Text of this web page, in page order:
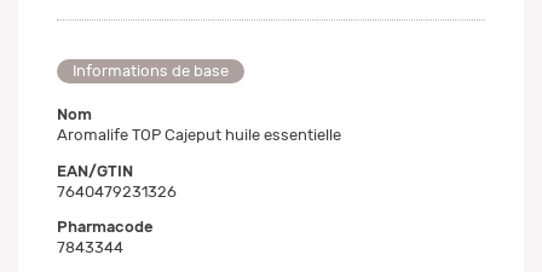
Informations de base
Nom
Aromalife TOP Cajeput huile essentielle
EAN/GTIN
7640479231326
Pharmacode
7843344